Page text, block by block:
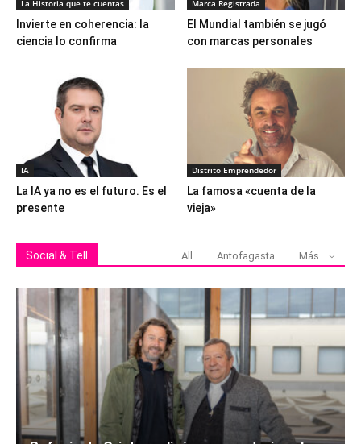
La Historia que te cuentas
Invierte en coherencia: la
ciencia lo confirma
Marca Registrada
El Mundial también se jugó
con marcas personales
IA
La IA ya no es el futuro. Es el
presente
Distrito Emprendedor
La famosa «cuenta de la
vieja»
Social & Tell All Antofagasta Más